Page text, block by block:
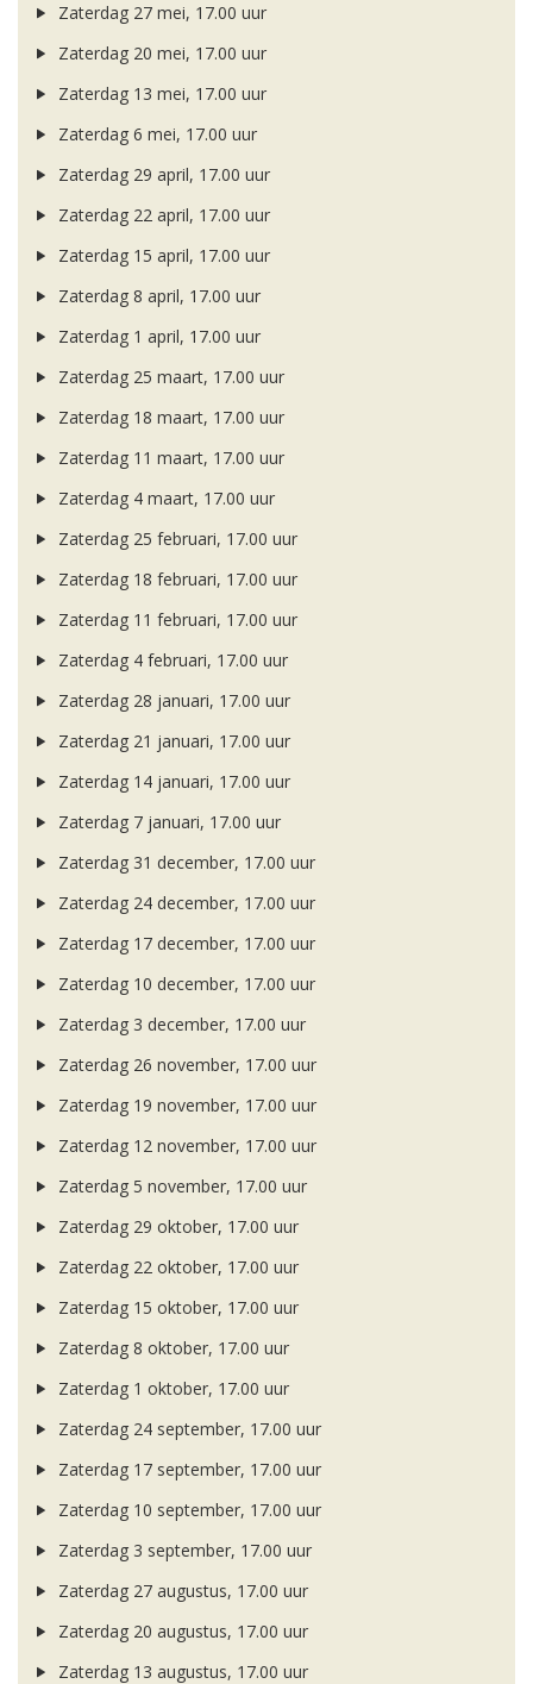
Zaterdag 27 mei, 17.00 uur
Zaterdag 20 mei, 17.00 uur
Zaterdag 13 mei, 17.00 uur
Zaterdag 6 mei, 17.00 uur
Zaterdag 29 april, 17.00 uur
Zaterdag 22 april, 17.00 uur
Zaterdag 15 april, 17.00 uur
Zaterdag 8 april, 17.00 uur
Zaterdag 1 april, 17.00 uur
Zaterdag 25 maart, 17.00 uur
Zaterdag 18 maart, 17.00 uur
Zaterdag 11 maart, 17.00 uur
Zaterdag 4 maart, 17.00 uur
Zaterdag 25 februari, 17.00 uur
Zaterdag 18 februari, 17.00 uur
Zaterdag 11 februari, 17.00 uur
Zaterdag 4 februari, 17.00 uur
Zaterdag 28 januari, 17.00 uur
Zaterdag 21 januari, 17.00 uur
Zaterdag 14 januari, 17.00 uur
Zaterdag 7 januari, 17.00 uur
Zaterdag 31 december, 17.00 uur
Zaterdag 24 december, 17.00 uur
Zaterdag 17 december, 17.00 uur
Zaterdag 10 december, 17.00 uur
Zaterdag 3 december, 17.00 uur
Zaterdag 26 november, 17.00 uur
Zaterdag 19 november, 17.00 uur
Zaterdag 12 november, 17.00 uur
Zaterdag 5 november, 17.00 uur
Zaterdag 29 oktober, 17.00 uur
Zaterdag 22 oktober, 17.00 uur
Zaterdag 15 oktober, 17.00 uur
Zaterdag 8 oktober, 17.00 uur
Zaterdag 1 oktober, 17.00 uur
Zaterdag 24 september, 17.00 uur
Zaterdag 17 september, 17.00 uur
Zaterdag 10 september, 17.00 uur
Zaterdag 3 september, 17.00 uur
Zaterdag 27 augustus, 17.00 uur
Zaterdag 20 augustus, 17.00 uur
Zaterdag 13 augustus, 17.00 uur